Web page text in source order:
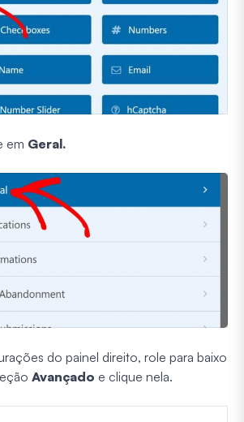
em Geral.
do painel direito, role para baixo
Avançado e clique nela.